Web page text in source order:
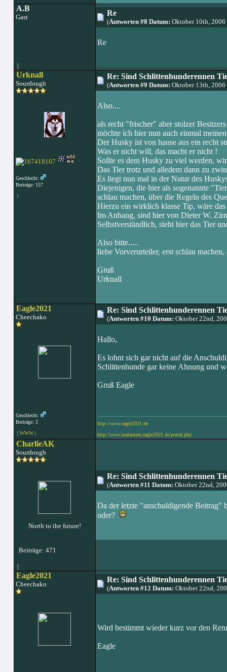
A.B
Gast
|
Re
(Antworten #8 Datum: Oktober 10th,
Re
Urknall
Sourdough
Geschlecht:
Beiträge: 157
|
Re: Sind Schlittenhunderennen
(Antworten #9 Datum: Oktober 13th,
Also....
als recht "frischer" aber stolzer
möchte ich hier nun auch einmal
Der Husky ist von hause aus ein recht
Was er nicht will, das macht er nicht !
Sollte es dem Husky zu viel werden,
Das Tier trotz und alledem dann zu
Es liegt nun mal in der Natur des
Diejenigen, die hier als sogenannte
schlau machen, über die Regeln des
Hierzu ein wirklich klasse Tip, wäre
Im Anhang, sind hier von Dieter W.
Selbstverständlich, steht hier das Tier
Also bitte.....
liebe Vorverurteiler, erst schlau machen,
Gruß
Urknall
Eagle2021
Cheechako
Geschlecht:
Beiträge: 2
| WWW|
Re: Sind Schlittenhunderennen
(Antworten #10 Datum: Oktober 22nd,
Hallo,
Es lohnt sich gar nicht auf die
Schlittenhunde gar keine Ahnung und
Gruß Eagle
http://www.eagle2021.de
http://www.malamute.eagle2021.de/portal.php
CharlieAK
Sourdough
North to the future!
Beiträge: 471
|
Re: Sind Schlittenhunderennen
(Antworten #11 Datum: Oktober 22nd,
Da der letzte "anschuldigende Beitrag"
oder?
Eagle2021
Cheechako
Re: Sind Schlittenhunderennen
(Antworten #12 Datum: Oktober 22nd,
Wird bestimmt wieder kurz vor den
Eagle